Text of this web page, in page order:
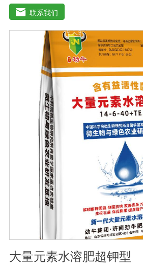
体肥料。使用方法：灌溉施肥，灌溉
溉方式，不仅节约用水，而且节约施
快。叶面施肥，将肥料稀释溶解在水
在水中，均匀喷洒叶面，通过叶面孔
通过叶片营养吸收，大大提高了肥料
用大量元素水溶性肥料收获的农产品
留，确保了食用的绿色和安全。此外
糖、氨基酸、维生素等有益成分的含
满光滑，蔬菜和水果颜色明亮，也能
累，提高农产品的安全性。
联系我们
大量元素水溶肥超钾型